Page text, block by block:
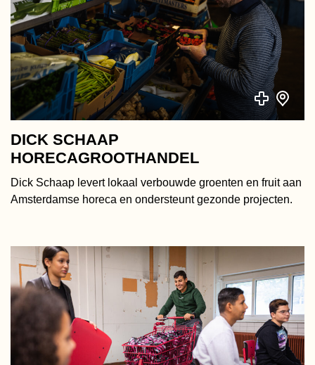
DICK SCHAAP
HORECAGROOTHANDEL
Dick Schaap levert lokaal verbouwde groenten en fruit aan
Amsterdamse horeca en ondersteunt gezonde projecten.